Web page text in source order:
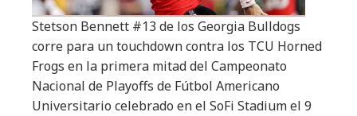
Stetson Bennett #13 de los Georgia Bulldogs
corre para un touchdown contra los TCU Horned
Frogs en la primera mitad del Campeonato
Nacional de Playoffs de Fútbol Americano
Universitario celebrado en el SoFi Stadium el 9